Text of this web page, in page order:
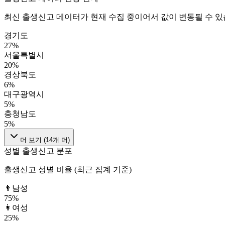
최신 출생신고 데이터가 현재 수집 중이어서 값이 변동될 수 있
경기도
27%
서울특별시
20%
경상북도
6%
대구광역시
5%
충청남도
5%
더 보기 (14개 더)
성별 출생신고 분포
출생신고 성별 비율 (최근 집계 기준)
👨 남성
75%
👩 여성
25%